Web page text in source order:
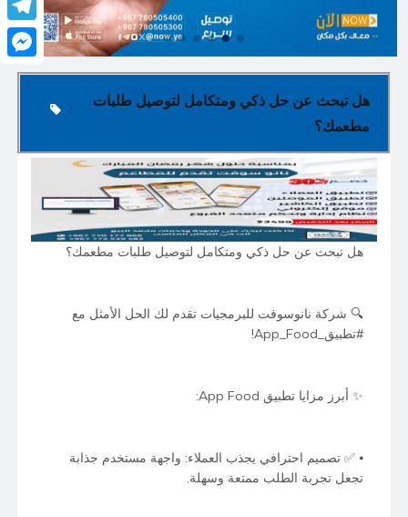
هل تبحث عن حل ذكي ومتكامل لتوصيل طلبات
مطعمك؟
هل تبحث عن حل ذكي ومتكامل لتوصيل طلبات مطعمك؟
🔍 شركة نانوسوفت للبرمجيات تقدم لك الحل الأمثل مع
#تطبيق_App_Food!
✨ أبرز مزايا تطبيق App Food:
⦁ ✅ تصميم احترافي يجذب العملاء: واجهة مستخدم جذابة
تجعل تجربة الطلب ممتعة وسهلة.